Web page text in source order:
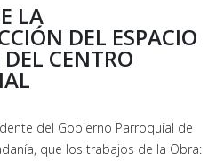
LA
DEL ESPACIO
CENTRO
del Gobierno Parroquial de
que los trabajos de la Obra: